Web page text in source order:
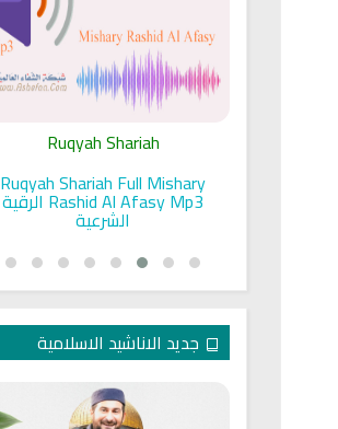
and
Ruqyah Shariah
Ruqyah Shariah Full Mishary
Rashid Al Afasy Mp3 الرقية
الشرعية
جديد الاناشيد الاسلامية